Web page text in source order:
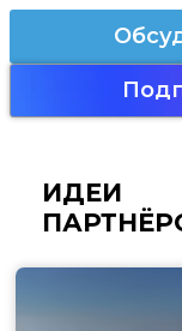
ИДЕИ